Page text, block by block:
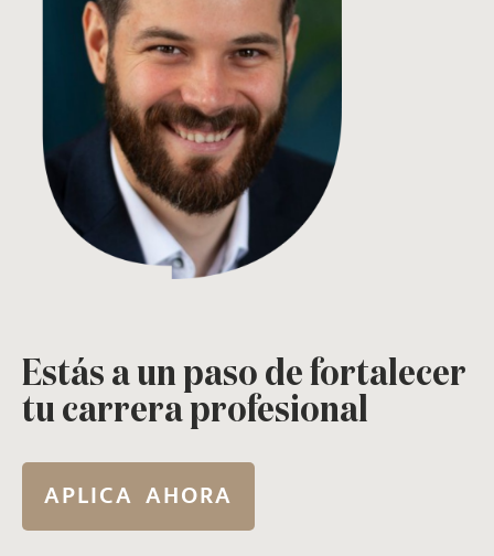
Estás a un paso de fortalecer
tu carrera profesional
APLICA AHORA